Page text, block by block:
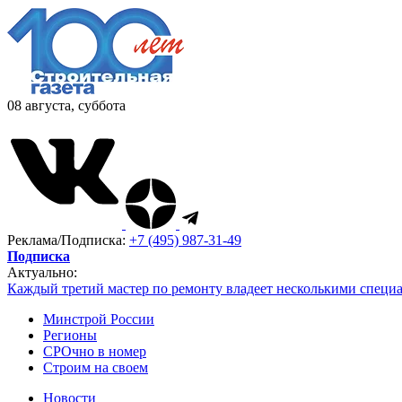
08 августа, суббота
Реклама/Подписка: +7 (495) 987-31-49
Подписка
Актуально:
Каждый третий мастер по ремонту владеет несколькими
Минстрой России
Регионы
СРОчно в номер
Строим на своем
Новости